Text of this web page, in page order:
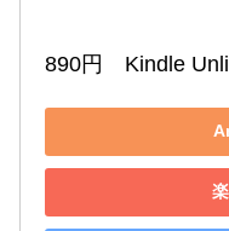
890円　Kindle